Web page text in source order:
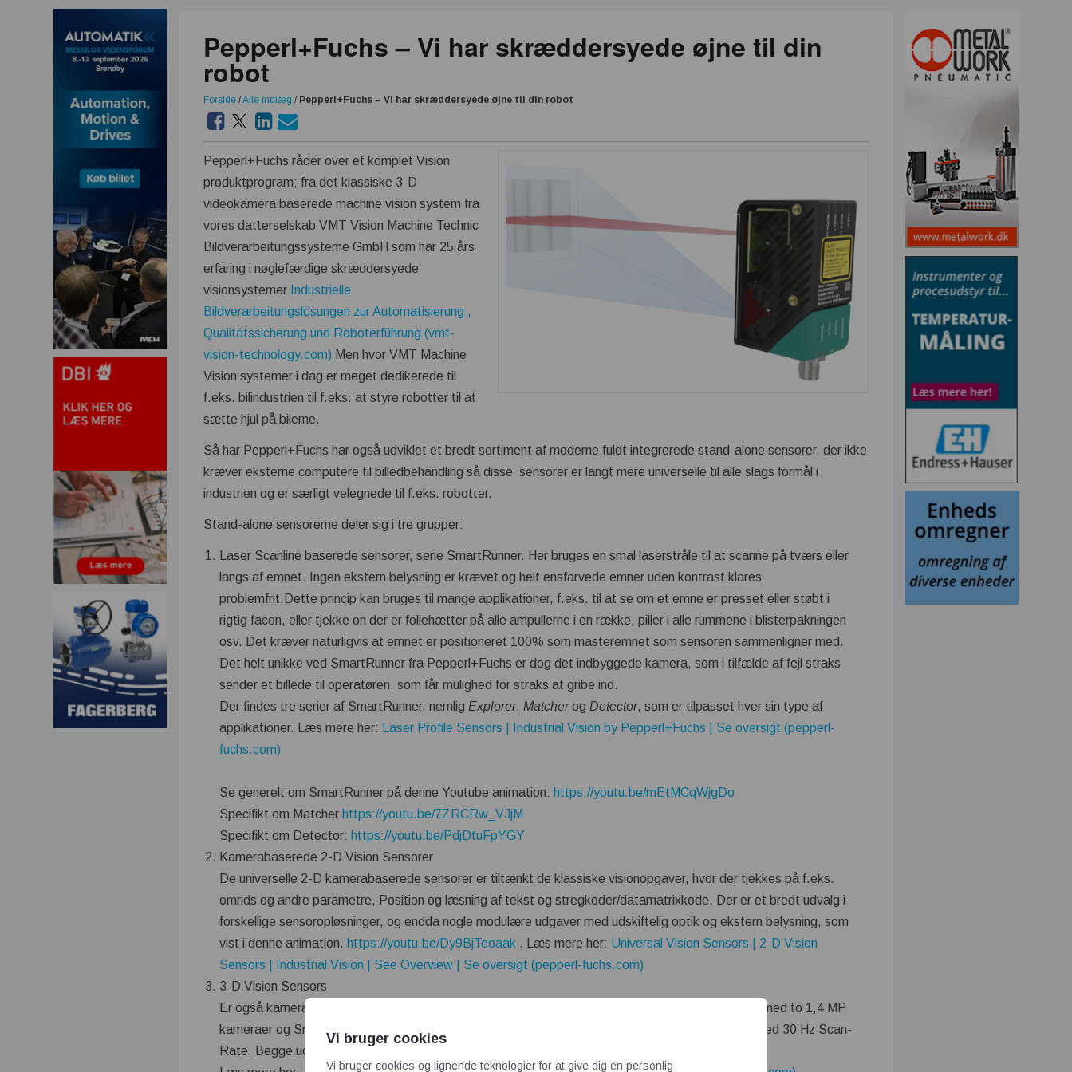
Pepperl+Fuchs – Vi har skræddersyede øjne til din
robot
Forside /Alle indlæg / Pepperl+Fuchs – Vi har skræddersyede øjne til din robot
Pepperl+Fuchs råder over et komplet Vision
produktprogram; fra det klassiske 3-D
videokamera baserede machine vision system fra
vores datterselskab VMT Vision Machine Technic
Bildverarbeitungssysteme GmbH som har 25 års
erfaring i nøglefærdige skræddersyede
visionsystemer Industrielle
Bildverarbeitungslösungen zur Automatisierung ,
Qualitätssicherung und Roboterführung (vmt-
vision-technology.com) Men hvor VMT Machine
Vision systemer i dag er meget dedikerede til
f.eks. bilindustrien til f.eks. at styre robotter til at
sætte hjul på bilerne.
Så har Pepperl+Fuchs har også udviklet et bredt sortiment af moderne fuldt integrerede stand-alone sensorer, der ikke
kræver eksterne computere til billedbehandling så disse sensorer er langt mere universelle til alle slags formål i
industrien og er særligt velegnede til f.eks. robotter.
Stand-alone sensorerne deler sig i tre grupper:
Laser Scanline baserede sensorer, serie SmartRunner. Her bruges en smal laserstråle til at scanne på tværs eller
langs af emnet. Ingen ekstern belysning er krævet og helt ensfarvede emner uden kontrast klares
problemfrit.Dette princip kan bruges til mange applikationer, f.eks. til at se om et emne er presset eller støbt i
rigtig facon, eller tjekke on der er foliehætter på alle ampullerne i en række, piller i alle rummene i blisterpakningen
osv. Det kræver naturligvis at emnet er positioneret 100% som masteremnet som sensoren sammenligner med.
Det helt unikke ved SmartRunner fra Pepperl+Fuchs er dog det indbyggede kamera, som i tilfælde af fejl straks
sender et billede til operatøren, som får mulighed for straks at gribe ind.
Der findes tre serier af SmartRunner, nemligExplorer,MatcherogDetector, som er tilpasset hver sin type af
applikationer. Læs mere her:
Laser Profile Sensors | Industrial Vision by Pepperl+Fuchs | Se oversigt (pepperl-
fuchs.com)
Se generelt om SmartRunner på denne Youtube animation: https://youtu.be/mEtMCqWjgDo
Specifikt om Matcher https://youtu.be/7ZRCRw_VJjM
Specifikt om Detector: https://youtu.be/PdjDtuFpYGY
Kamerabaserede 2-D Vision Sensorer
De universelle 2-D kamerabaserede sensorer er tiltænkt de klassiske visionopgaver, hvor der tjekkes på f.eks.
omrids og andre parametre, Position og læsning af tekst og stregkoder/datamatrixkode. Der er et bredt udvalg i
forskellige sensoropløsninger, og endda nogle modulære udgaver med udskiftelig optik og ekstern belysning, som
vist i denne animation. https://youtu.be/Dy9BjTeoaak . Læs mere her: Universal Vision Sensors | 2-D Vision
Sensors | Industrial Vision | See Overview | Se oversigt (pepperl-fuchs.com)
3-D Vision Sensors
Er også kamerabaserede, henholdsvis SmartRunner Explorer 3-D with Stereo Vision Technology med to 1,4 MP
kameraer og SmartRunner Explorer 3-D with Time-of-Flight Technology som er et VGA kamera med 30 Hz Scan-
Rate. Begge udgaver er robuste med aluminiumshus og IP65 tæthed.
Vi bruger cookies
Vi bruger cookies og lignende teknologier for at give dig en personlig